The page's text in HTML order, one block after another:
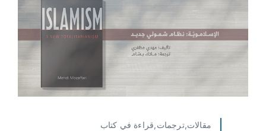
مقالات,ترجمات,قراءة في كتاب